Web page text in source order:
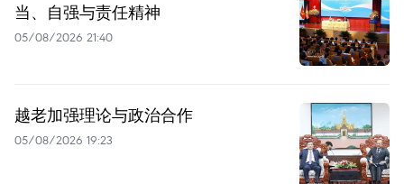
当、自强与责任精神
05/08/2026 21:40
越老加强理论与政治合作
05/08/2026 19:23